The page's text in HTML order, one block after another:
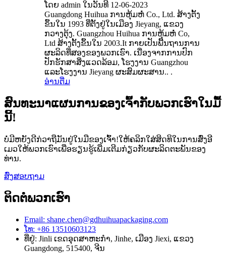
ໂດຍ admin ໃນວັນທີ 12-06-2023
Guangdong Huihua ການຫຸ້ມຫໍ່ Co., Ltd. ສ້າງຕັ້ງ
ຂຶ້ນໃນ 1993 ທີ່ຕັ້ງຢູ່ໃນເມືອງ Jieyang, ແຂວງ
ກວາງຕຸ້ງ. Guangzhou Huihua ການຫຸ້ມຫໍ່ Co,
Ltd ສ້າງຕັ້ງຂຶ້ນໃນ 2003.It ກາຍເປັນພື້ນຖານການ
ຜະລິດທີ່ສອງຂອງພວກເຮົາ. ເນື່ອງຈາກການປົກ
ປັກຮັກສາສິ່ງແວດລ້ອມ, ໂຮງງານ Guangzhou
ແລະໂຮງງານ Jieyang ຜະສົມຜະສານ.. .
ອ່ານ​ຕື່ມ
ສົນທະນາແຜນການຂອງເຈົ້າກັບພວກເຮົາໃນມື້
ນີ້!
ບໍ່ມີຫຍັງດີກ່ວາຖືມັນຢູ່ໃນມືຂອງເຈົ້າ!ໃຫ້ຄລິກໃສ່ສິດທິໃນການສົ່ງອີ
ເມວໃຫ້ພວກເຮົາເພື່ອຮຽນຮູ້ເພີ່ມເຕີມກ່ຽວກັບຜະລິດຕະພັນຂອງ
ທ່ານ.
ສົ່ງສອບຖາມ
ຕິດ​ຕໍ່​ພວກ​ເຮົາ
Email: shane.chen@gdhuihuapackaging.com
ໂທ: +86 13510603123
ທີ່​ຢູ່​: Jinli ເຂດ​ອຸດ​ສາ​ຫະ​ກໍາ​, Jinhe​, ເມືອງ Jiexi​, ແຂວງ
Guangdong​, 515400​, ຈີນ